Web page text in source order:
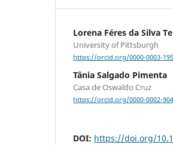
Lorena Féres da Silva
University of Pittsburgh
https://orcid.org/0000-0003-
Tânia Salgado Pimenta
Casa de Oswaldo Cruz
https://orcid.org/0000-0002-
DOI: https://doi.org/